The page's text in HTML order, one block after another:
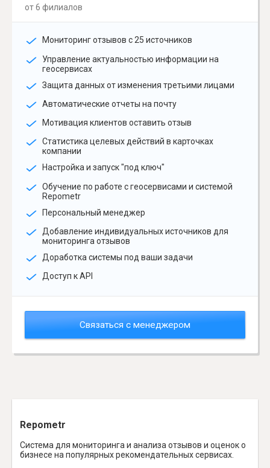
от 6 филиалов
Мониторинг отзывов с 25 источников
Управление актуальностью информации на
геосервисах
Защита данных от изменения третьими лицами
Автоматические отчеты на почту
Мотивация клиентов оставить отзыв
Статистика целевых действий в карточках
компании
Настройка и запуск "под ключ"
Обучение по работе с геосервисами и системой
Repometr
Персональный менеджер
Добавление индивидуальных источников для
мониторинга отзывов
Доработка системы под ваши задачи
Доступ к API
Связаться с менеджером
Repometr
Система для мониторинга и анализа отзывов и оценок о
бизнесе на популярных рекомендательных сервисах.